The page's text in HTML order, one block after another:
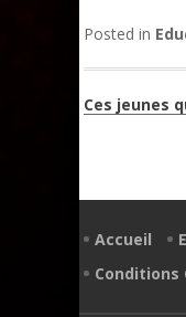
Posted in
Ces jeunes
Accueil
Conditions